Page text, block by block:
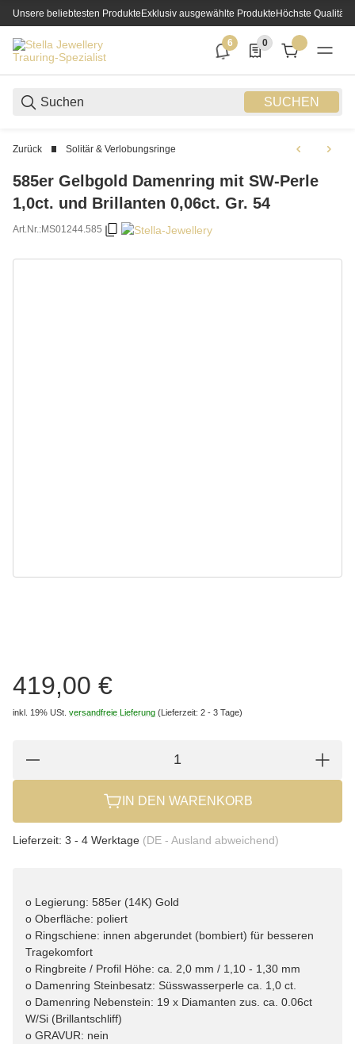
Unsere beliebtesten ProdukteExklusiv ausgewählte ProdukteHöchste Qualität
SUCHEN
6
6 neue Notifizierungen
0
0 Produkte in der
Zurück Solitär & Verlobungsringe
585er Gelbgold Damenring mit SW-Perle
1,0ct. und Brillanten 0,06ct. Gr. 54
Art.Nr.:MS01244.585
419,00 €
inkl. 19% USt. versandfreie Lieferung (Lieferzeit: 2 - 3 Tage)
IN DEN WARENKORB
Lieferzeit: 3 - 4 Werktage (DE - Ausland abweichend)
o Legierung: 585er (14K) Gold
o Oberfläche: poliert
o Ringschiene: innen abgerundet (bombiert) für besseren
Tragekomfort
o Ringbreite / Profil Höhe: ca. 2,0 mm / 1,10 - 1,30 mm
o Damenring Steinbesatz: Süsswasserperle ca. 1,0 ct.
o Damenring Nebenstein: 19 x Diamanten zus. ca. 0.06ct
W/Si (Brillantschliff)
o GRAVUR: nein